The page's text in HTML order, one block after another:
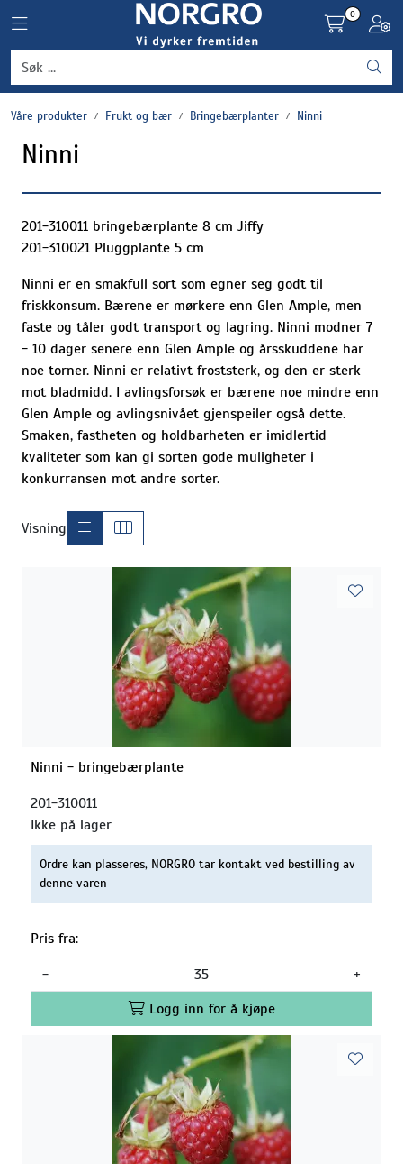
Toggle navigation
0
Våre produkter Frukt og bær Bringebærplanter Ninni
Ninni
201-310011 bringebærplante 8 cm Jiffy
201-310021 Pluggplante 5 cm
Ninni er en smakfull sort som egner seg godt til
friskkonsum. Bærene er mørkere enn Glen Ample, men
faste og tåler godt transport og lagring. Ninni modner 7
- 10 dager senere enn Glen Ample og årsskuddene har
noe torner. Ninni er relativt froststerk, og den er sterk
mot bladmidd. I avlingsforsøk er bærene noe mindre enn
Glen Ample og avlingsnivået gjenspeiler også dette.
Smaken, fastheten og holdbarheten er imidlertid
kvaliteter som kan gi sorten gode muligheter i
konkurransen mot andre sorter.
Visning
Ninni - bringebærplante
201-310011
Ikke på lager
Ordre kan plasseres, NORGRO tar kontakt ved bestilling av
denne varen
Pris fra:
-
+
Logg inn for å kjøpe
Grønnsaker
Settepotet og setteløk
Plantevern og nyttedyr
Driftsmidler